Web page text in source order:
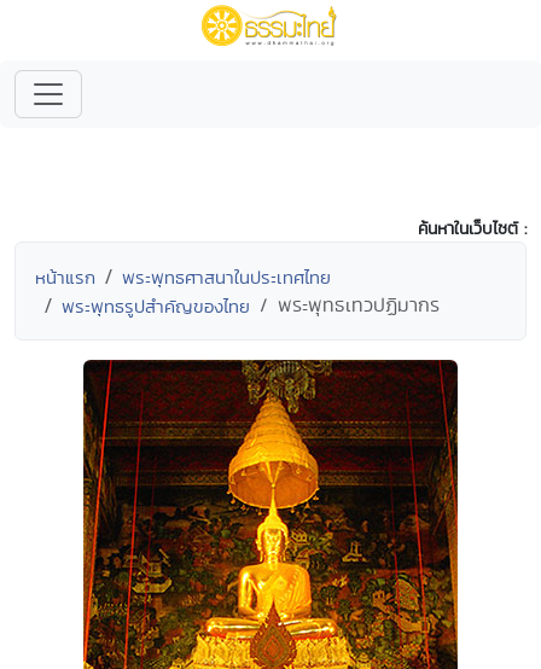
ค้นหาในเว็บไซต์ :
หน้าแรก
พระพุทธศาสนาในประเทศไทย
พระพุทธรูปสำคัญของไทย
พระพุทธเทวปฏิมากร